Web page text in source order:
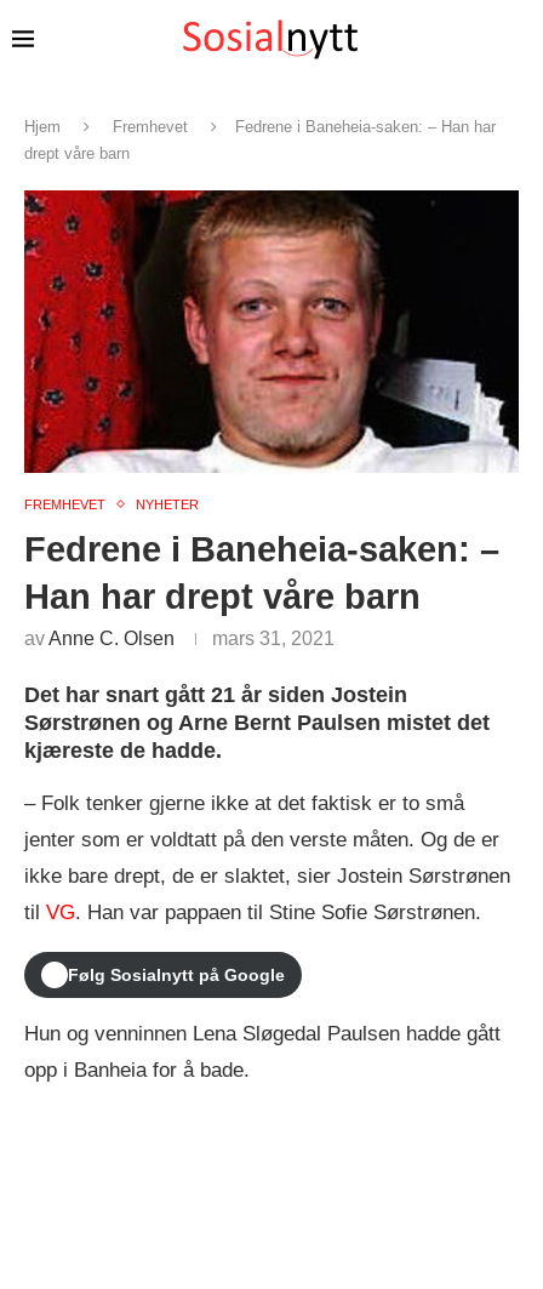
Hjem Fremhevet
Fedrene i Baneheia-saken: – Han har
drept våre barn
FREMHEVET NYHETER
Fedrene i Baneheia-saken: –
Han har drept våre barn
avAnne C. Olsen mars 31, 2021
Det har snart gått 21 år siden Jostein
Sørstrønen og Arne Bernt Paulsen mistet det
kjæreste de hadde.
– Folk tenker gjerne ikke at det faktisk er to små
jenter som er voldtatt på den verste måten. Og de er
ikke bare drept, de er slaktet, sier Jostein Sørstrønen
til VG. Han var pappaen til Stine Sofie Sørstrønen.
Følg Sosialnytt på Google
Hun og venninnen Lena Sløgedal Paulsen hadde gått
opp i Banheia for å bade.